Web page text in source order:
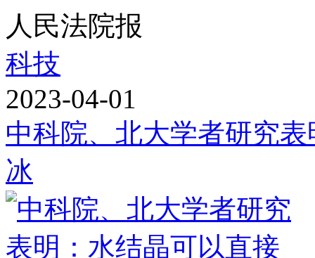
人民法院报
科技
2023-04-01
中科院、北大学者研究
冰